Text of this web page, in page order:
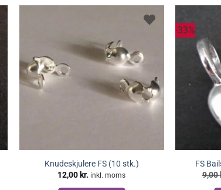
Knudeskjulere FS (10 stk.)
12,00 kr. inkl. moms
-33%
FS
9,00